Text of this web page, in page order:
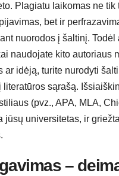
Plagiatu laikomas ne tik
bet ir
nuorodos į šaltinį. Todėl
naudojate kito autoriaus
ar idėją, turite nurodyti
literatūros sąrašą.
(pvz., APA, MLA,
jūsų universitetas, ir
–